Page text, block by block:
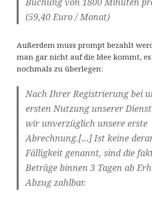
(59,40 Euro / Monat)
Außerdem muss prompt bezahlt
man gar nicht auf die Idee kommt,
nochmals zu überlegen:
Nach Ihrer Registrierung bei
ersten Nutzung unserer
wir unverzüglich unsere erste
Abrechnung.[…] Ist keine
Fälligkeit genannt, sind die
Beträge binnen 3 Tagen ab
Abzug zahlbar.